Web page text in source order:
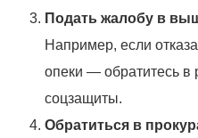
Подать жалобу в
Например, если
опеки — обратитесь в
соцзащиты.
Обратиться в